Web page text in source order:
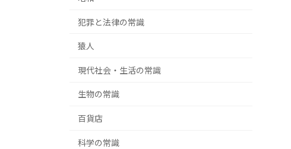
犯罪と法律の常識
猿人
現代社会・生活の常識
生物の常識
百貨店
科学の常識